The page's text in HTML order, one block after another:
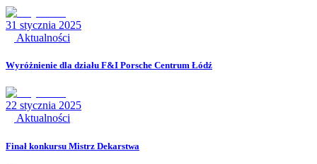
31 stycznia 2025
Aktualności
Wyróżnienie dla działu F&I Porsche Centrum Łódź
22 stycznia 2025
Aktualności
Finał konkursu Mistrz Dekarstwa